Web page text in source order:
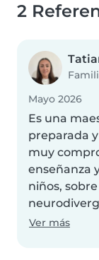
2
Mayo 2026
Es una
preparada
muy
enseñanza
niños,
Ver más